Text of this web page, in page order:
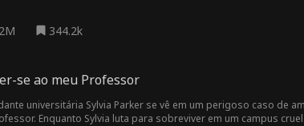
344.2k
se ao meu Professor
universitária Sylvia Parker se vê em um perigoso caso de
Enquanto Sylvia luta para sobreviver em um campus